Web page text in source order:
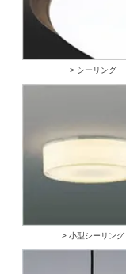
> シーリング
> 小型シーリング